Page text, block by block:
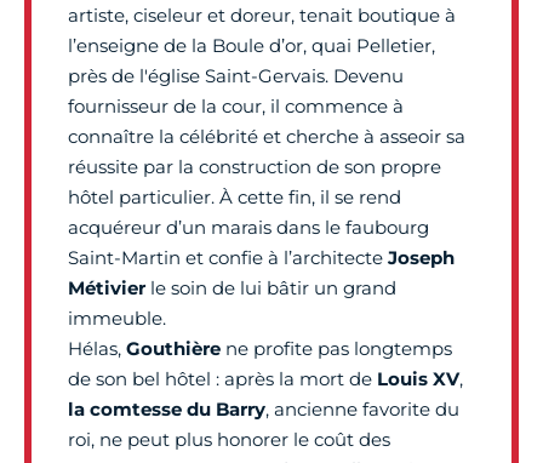
artiste, ciseleur et doreur, tenait boutique à
l’enseigne de la Boule d’or, quai Pelletier,
près de l'église Saint-Gervais. Devenu
fournisseur de la cour, il commence à
connaître la célébrité et cherche à asseoir sa
réussite par la construction de son propre
hôtel particulier. À cette fin, il se rend
acquéreur d’un marais dans le faubourg
Saint-Martin et confie à l’architecte Joseph
Métivier le soin de lui bâtir un grand
immeuble.
Hélas, Gouthière ne profite pas longtemps
de son bel hôtel : après la mort de Louis XV,
la comtesse du Barry, ancienne favorite du
roi, ne peut plus honorer le coût des